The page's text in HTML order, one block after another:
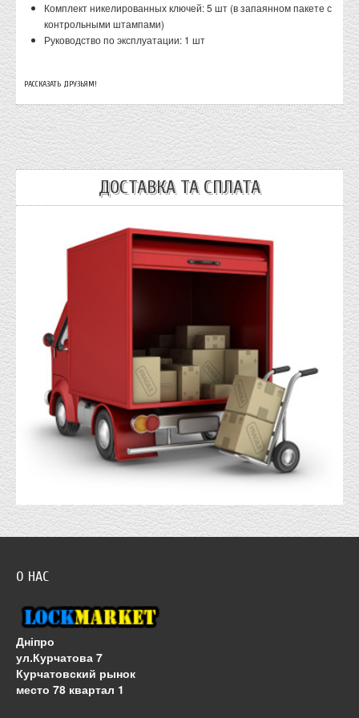
Комплект никелированных ключей: 5 шт (в запаянном пакете с
контрольными штампами)
Руководство по эксплуатации: 1 шт
РАССКАЗАТЬ ДРУЗЬЯМ!
ДОСТАВКА ТА СПЛАТА
О НАС
Дніпро
ул.Курчатова 7
Курчатовский рынок
место 78 квартал 1